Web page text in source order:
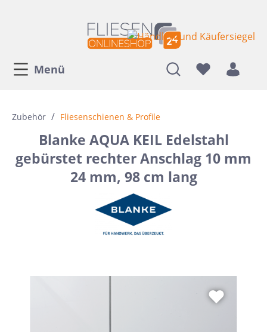
Menü
Zubehör / Fliesenschienen & Profile
Blanke AQUA KEIL Edelstahl
gebürstet rechter Anschlag 10 mm
24 mm, 98 cm lang